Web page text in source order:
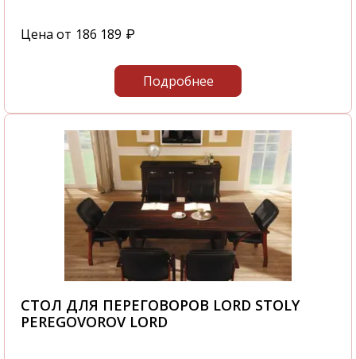
Цена от 186 189 ₽
Подробнее
СТОЛ ДЛЯ ПЕРЕГОВОРОВ LORD STOLY
PEREGOVOROV LORD